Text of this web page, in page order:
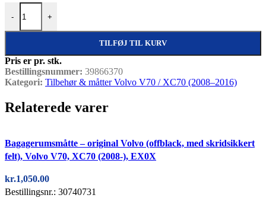
-
Velour gulvmåtter sæt – original Volvo (offblack, 4 dele), Volvo
+
TILFØJ TIL KURV
Pris er pr. stk.
Bestillingsnummer: 39866370
Kategori: Tilbehør & måtter Volvo V70 / XC70 (2008–2016)
Relaterede varer
Bagagerumsmåtte – original Volvo (offblack, med skridsikkert
felt), Volvo V70, XC70 (2008-), EX0X
kr.1,050.00
Bestillingsnr.: 30740731